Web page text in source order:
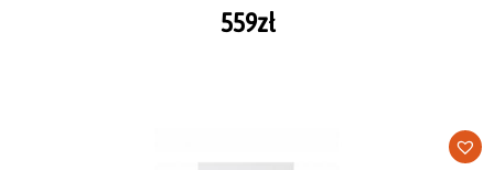
559zł